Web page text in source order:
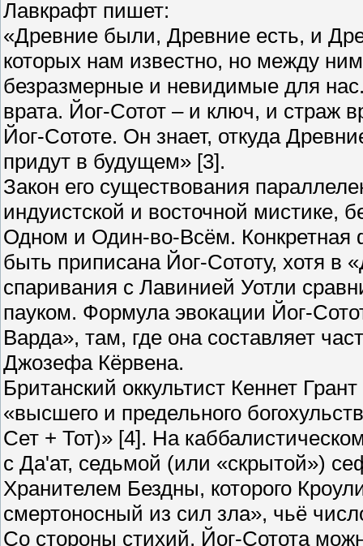
Лавкрафт пишет:
«Древние были, Древние есть, и
которых нам известно, но между
безразмерные и невидимые для
врата. Йог-Сотот – и ключ, и страж
Йог-Сототе. Он знает, откуда
придут в будущем» [3].
Закон его существования
индуистской и восточной мистике,
Одном и Один-во-Всём. Конкретная
быть приписана Йог-Сототу, хотя в
спаривания с Лавинией Уотли
пауком. Формула эвокации Йог-
Варда», там, где она составляет
Джозефа Кёрвена.
Британский оккультист Кеннет
«высшего и предельного
Сет + Тот)» [4]. На
с Да'ат, седьмой (или «скрытой»)
Хранителем Бездны, которого
смертоносный из сил зла», чьё
Со стороны стихий, Йог-Сотота